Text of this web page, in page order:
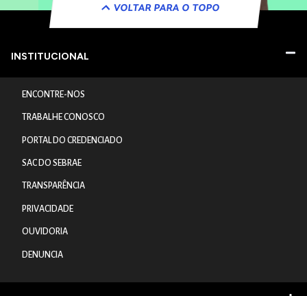
VOLTAR PARA O TOPO
INSTITUCIONAL
ENCONTRE-NOS
TRABALHE CONOSCO
PORTAL DO CREDENCIADO
SAC DO SEBRAE
TRANSPARÊNCIA
PRIVACIDADE
OUVIDORIA
DENUNCIA